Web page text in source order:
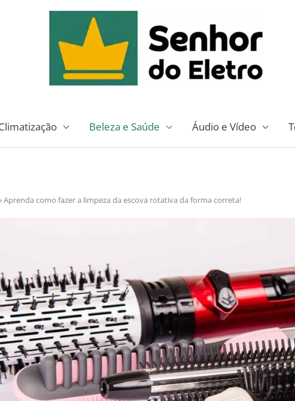
Beleza e Saúde Áudio e Vídeo
Aprenda como fazer a limpeza da escova rotativa da forma correta!